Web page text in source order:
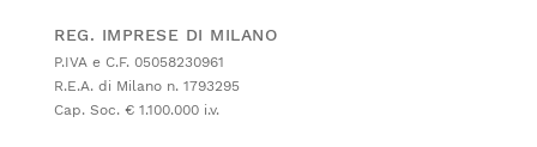
REG. IMPRESE DI MILANO
P.IVA e C.F. 05058230961
R.E.A. di Milano n. 1793295
Cap. Soc. € 1.100.000 i.v.